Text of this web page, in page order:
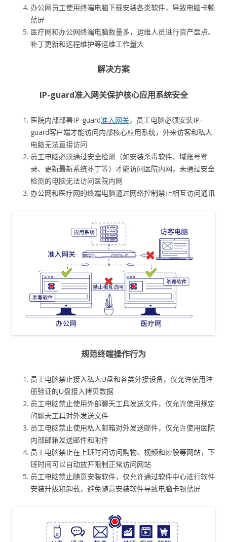
办公网员工使用终端电脑下载安装各类软件，导致电脑卡顿
蓝屏
医疗网和办公网终端电脑数量多，运维人员进行资产盘点、
补丁更新和远程维护等运维工作量大
解决方案
IP-guard准入网关保护核心应用系统安全
医院内部部署IP-guard准入网关，员工电脑必须安装IP-
guard客户端才能访问内部核心应用系统，外来访客和私人
电脑无法直接访问
员工电脑必须通过安全检测（如安装杀毒软件、域账号登
录、更新最新系统补丁等）才能访问医院内网，未通过安全
检测的电脑无法访问医院内网
办公网和医疗网的终端电脑通过网络控制禁止相互访问通讯
规范终端操作行为
员工电脑禁止接入私人U盘和各类外接设备，仅允许使用注
册验证的U盘接入拷贝数据
员工电脑禁止使用外部聊天工具发送文件，仅允许使用规定
的聊天工具对外发送文件
员工电脑禁止使用私人邮箱对外发送邮件，仅允许使用医院
内部邮箱发送邮件和附件
员工电脑禁止在上班时间访问购物、视频和炒股等网站，下
班时间可以自动放开限制正常访问网站
员工电脑禁止随意安装软件，仅允许通过软件中心进行软件
安装升级和卸载，避免随意安装软件导致电脑卡顿蓝屏